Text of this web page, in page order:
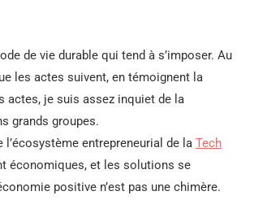
de vie durable qui tend à s’imposer. Au
les actes suivent, en témoignent la
actes, je suis assez inquiet de la
grands groupes.
l’écosystème entrepreneurial de la Tech
économiques, et les solutions se
positive n’est pas une chimère.